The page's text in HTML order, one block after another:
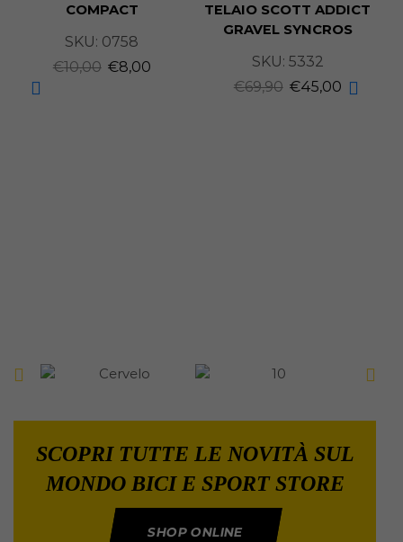
COMPACT
SKU: 0758
€10,00 €8,00
TELAIO SCOTT ADDICT
GRAVEL SYNCROS
SKU: 5332
€69,90 €45,00
SCOPRI TUTTE LE NOVITÀ SUL
MONDO BICI E SPORT STORE
SHOP ONLINE